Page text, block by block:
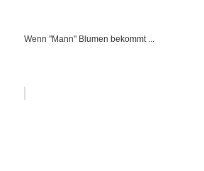
Wenn "Mann" Blumen bekommt ...